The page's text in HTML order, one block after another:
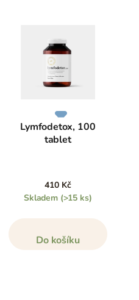
Lymfodetox, 100
tablet
410 Kč
Skladem (>15 ks)
Do košíku